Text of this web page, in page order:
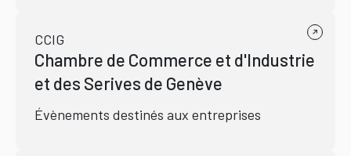
CCIG
Chambre de Commerce et d'Industrie
et des Serives de Genève
Évènements destinés aux entreprises